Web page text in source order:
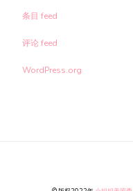
条目 feed
评论 feed
WordPress.org